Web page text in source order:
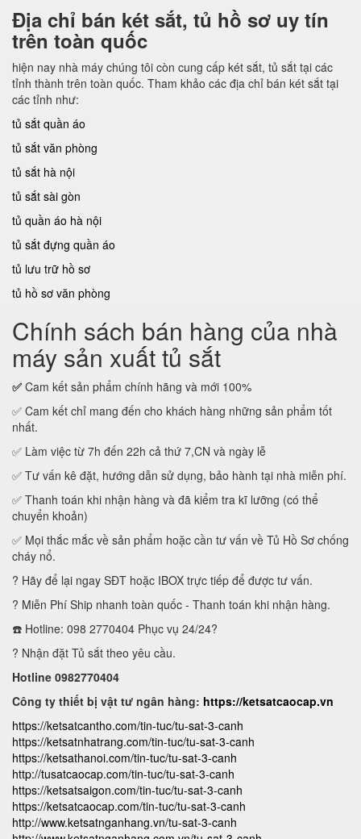
Địa chỉ bán két sắt, tủ hồ sơ uy tín
trên toàn quốc
hiện nay nhà máy chúng tôi còn cung cấp két sắt, tủ sắt tại các
tỉnh thành trên toàn quốc. Tham khảo các địa chỉ bán két sắt tại
các tỉnh như:
tủ sắt quần áo
tủ sắt văn phòng
tủ sắt hà nội
tủ sắt sài gòn
tủ quần áo hà nội
tủ sắt đựng quần áo
tủ lưu trữ hồ sơ
tủ hồ sơ văn phòng
Chính sách bán hàng của nhà
máy sản xuất tủ sắt
✅ Cam kết sản phẩm chính hãng và mới 100%
✅ Cam kết chỉ mang đến cho khách hàng những sản phẩm tốt
nhất.
✅ Làm việc từ 7h đến 22h cả thứ 7,CN và ngày lễ
✅ Tư vấn kê đặt, hướng dẫn sử dụng, bảo hành tại nhà miễn phí.
✅ Thanh toán khi nhận hàng và đã kiểm tra kĩ lưỡng (có thể
chuyển khoản)
✅ Mọi thắc mắc về sản phẩm hoặc cần tư vấn về Tủ Hồ Sơ chống
cháy nổ.
? Hãy để lại ngay SĐT hoặc IBOX trực tiếp để được tư vấn.
? Miễn Phí Ship nhanh toàn quốc - Thanh toán khi nhận hàng.
☎️ Hotline: 098 2770404 Phục vụ 24/24?
? Nhận đặt Tủ sắt theo yêu cầu.
Hotline 0982770404
Công ty thiết bị vật tư ngân hàng: https://ketsatcaocap.vn
https://ketsatcantho.com/tin-tuc/tu-sat-3-canh
https://ketsatnhatrang.com/tin-tuc/tu-sat-3-canh
https://ketsathanoi.com/tin-tuc/tu-sat-3-canh
http://tusatcaocap.com/tin-tuc/tu-sat-3-canh
https://ketsatsaigon.com/tin-tuc/tu-sat-3-canh
https://ketsatcaocap.com/tin-tuc/tu-sat-3-canh
http://www.ketsatnganhang.vn/tu-sat-3-canh